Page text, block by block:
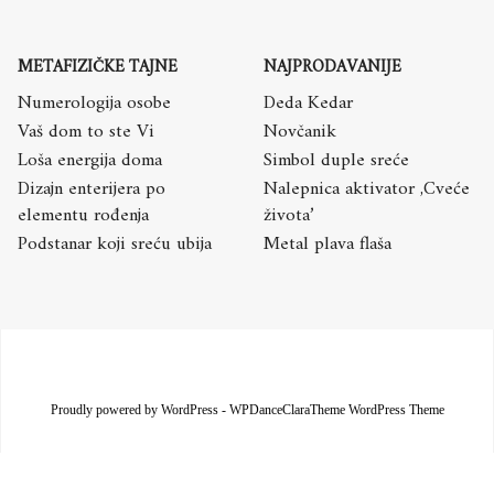
METAFIZIČKE TAJNE
Numerologija osobe
Vaš dom to ste Vi
Loša energija doma
Dizajn enterijera po
elementu rođenja
Podstanar koji sreću ubija
NAJPRODAVANIJE
Deda Kedar
Novčanik
Simbol duple sreće
Nalepnica aktivator ,Cveće
života’
Metal plava flaša
Proudly powered by WordPress- WPDanceClaraTheme WordPress Theme